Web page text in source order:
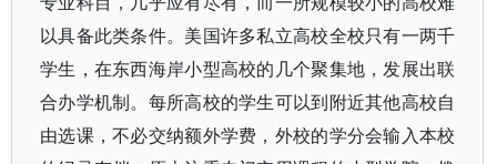
以具备此类条件。美国许多私立高校全校只有一两千
学生，在东西海岸小型高校的几个聚集地，发展出联
合办学机制。每所高校的学生可以到附近其他高校自
由选课，不必交纳额外学费，外校的学分会输入本校